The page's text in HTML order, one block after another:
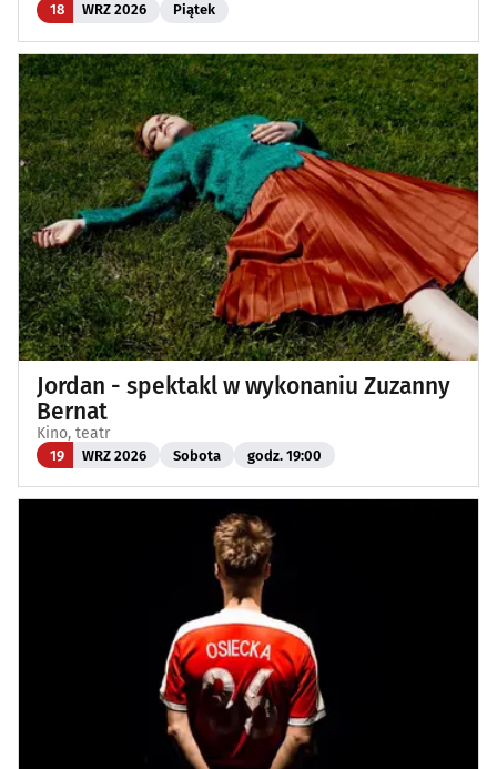
18 WRZ 2026 Piątek
Jordan - spektakl w wykonaniu Zuzanny
Bernat
Kino, teatr
19 WRZ 2026 Sobota godz. 19:00